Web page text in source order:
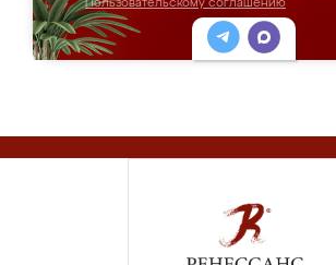
Пользовательскому соглашению